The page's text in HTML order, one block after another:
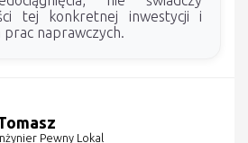
tej konkretnej inwestycji i
prac naprawczych.
Pewny Lokal